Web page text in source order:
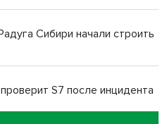
Сибири начали строить
S7 после инцидента